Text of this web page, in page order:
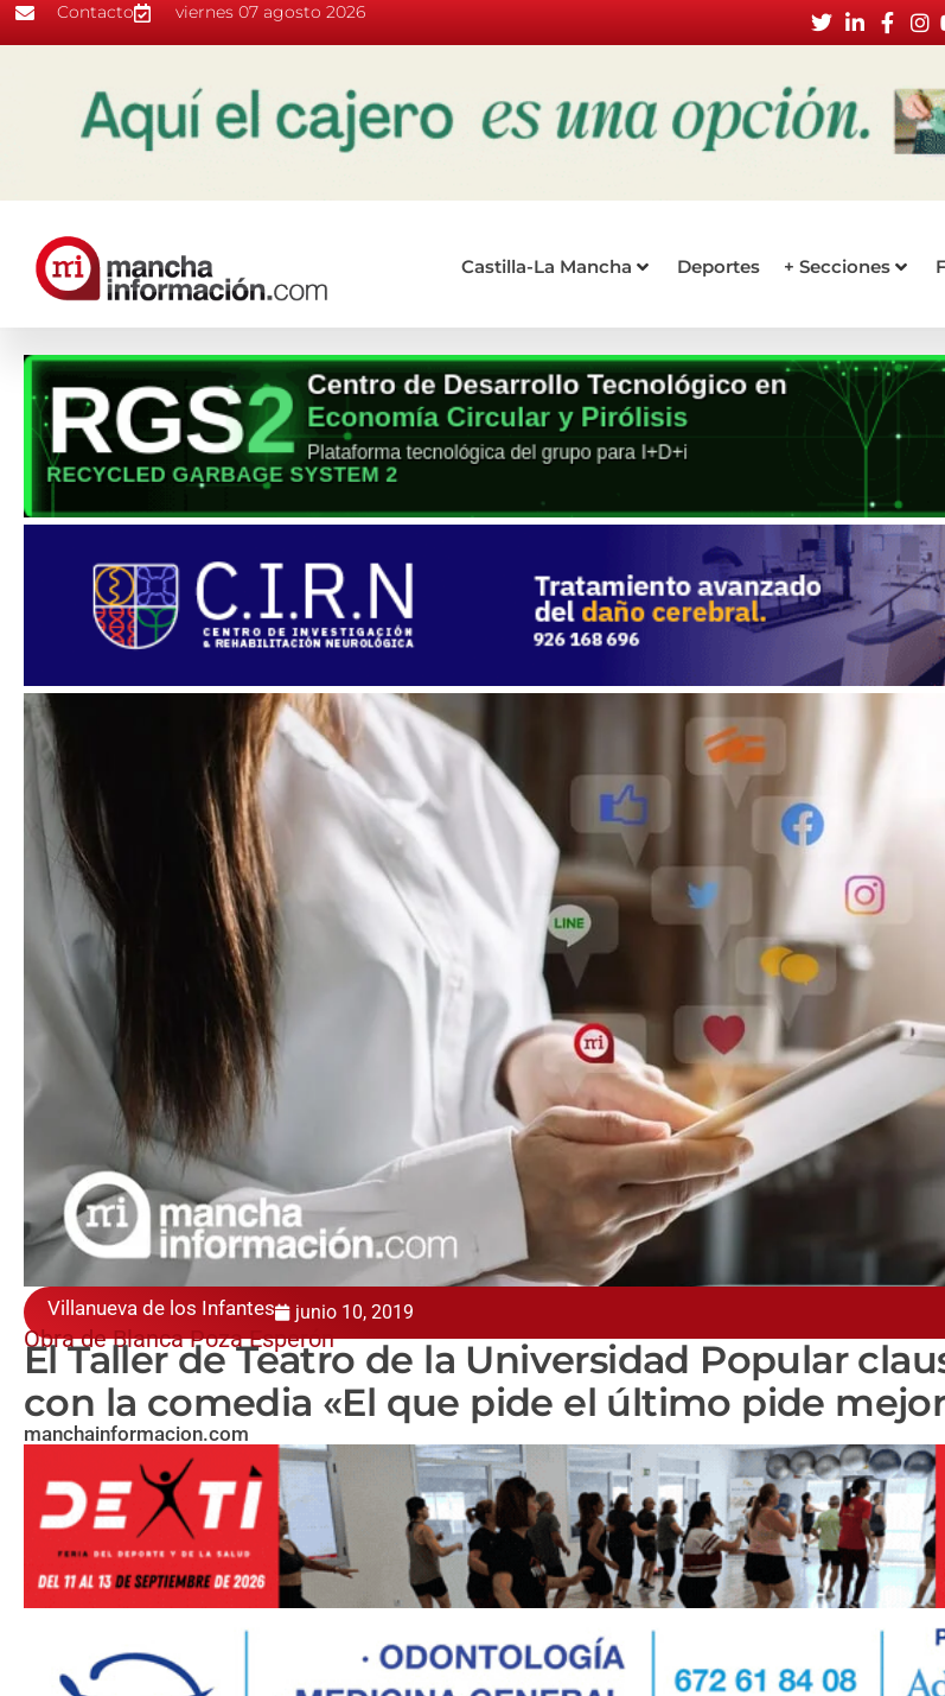
Contacto viernes 07 agosto 2026
Castilla-La Mancha Deportes + Secciones
Villanueva de los Infantes junio 10, 2019
Obra de Blanca Poza Esperón
El Taller de Teatro de la Universidad Popular
con la comedia «El que pide el último pide
manchainformacion.com